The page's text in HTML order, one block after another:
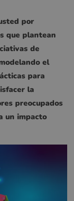
por
que plantean
de
el
para
la
preocupados
un impacto